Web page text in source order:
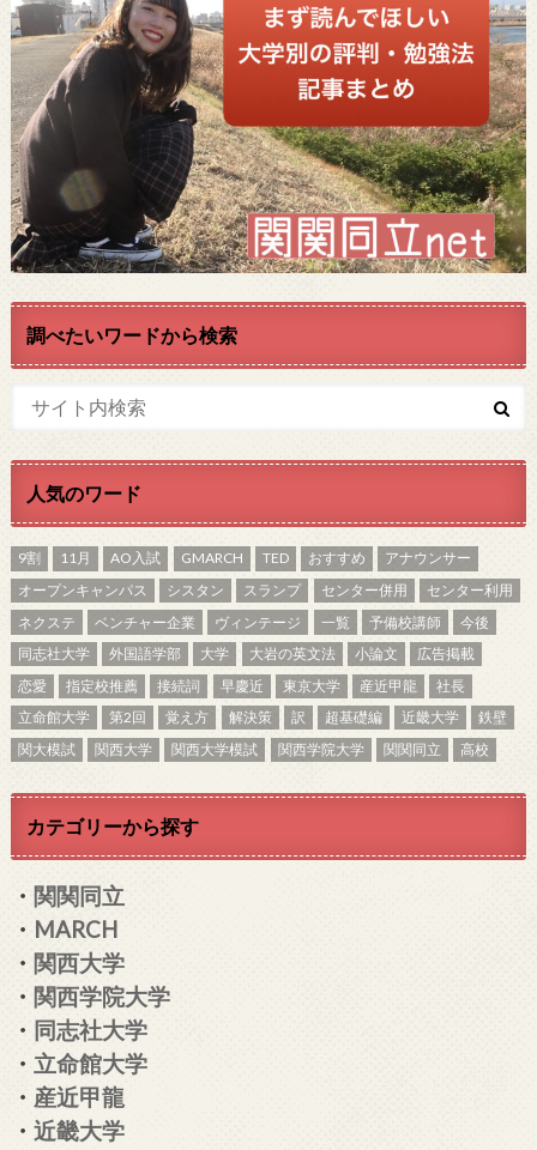
調べたいワードから検索
人気のワード
9割 11月 AO入試 GMARCH TED おすすめ
アナウンサー
オープンキャンパス
シスタン スランプ センター併用
センター利用
ネクステ
ベンチャー企業 ヴィンテージ 一覧 予備校講師
今後
同志社大学
外国語学部 大学 大岩の英文法 小論文
広告掲載
恋愛
指定校推薦 接続詞 早慶近 東京大学 産近甲龍
社長
立命館大学
第2回 覚え方 解決策 訳 超基礎編 近畿大学
鉄壁
関大模試
関西大学 関西大学模試 関西学院大学 関関同立 高校
カテゴリーから探す
・ 関関同立
・ MARCH
・ 関西大学
・ 関西学院大学
・ 同志社大学
・ 立命館大学
・ 産近甲龍
・ 近畿大学